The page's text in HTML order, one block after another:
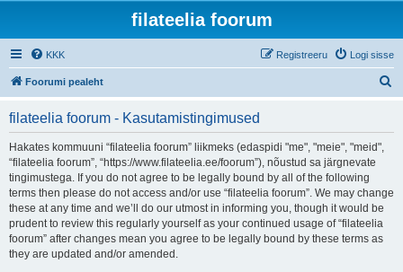
filateelia foorum
KKK Logi sisse
Registreeru
Foorumi pealeht
filateelia foorum - Kasutamistingimused
Hakates kommuuni “filateelia foorum” liikmeks (edaspidi "me", "meie", "meid",
“filateelia foorum”, “https://www.filateelia.ee/foorum”), nõustud sa järgnevate
tingimustega. If you do not agree to be legally bound by all of the following
terms then please do not access and/or use “filateelia foorum”. We may change
these at any time and we’ll do our utmost in informing you, though it would be
prudent to review this regularly yourself as your continued usage of “filateelia
foorum” after changes mean you agree to be legally bound by these terms as
they are updated and/or amended.